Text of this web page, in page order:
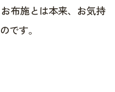
布施とは本来、お気持
です。